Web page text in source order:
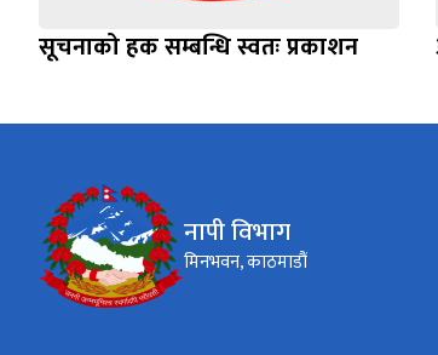
सूचनाको हक सम्बन्धि स्वतः प्रकाशन
नापी विभाग
मिनभवन, काठमाडौं